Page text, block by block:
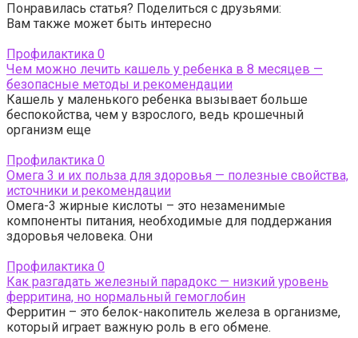
Понравилась статья? Поделиться с друзьями:
Вам также может быть интересно
Профилактика 0
Чем можно лечить кашель у ребенка в 8 месяцев —
безопасные методы и рекомендации
Кашель у маленького ребенка вызывает больше
беспокойства, чем у взрослого, ведь крошечный
организм еще
Профилактика 0
Омега 3 и их польза для здоровья — полезные свойства,
источники и рекомендации
Омега-3 жирные кислоты – это незаменимые
компоненты питания, необходимые для поддержания
здоровья человека. Они
Профилактика 0
Как разгадать железный парадокс — низкий уровень
ферритина, но нормальный гемоглобин
Ферритин – это белок-накопитель железа в организме,
который играет важную роль в его обмене.